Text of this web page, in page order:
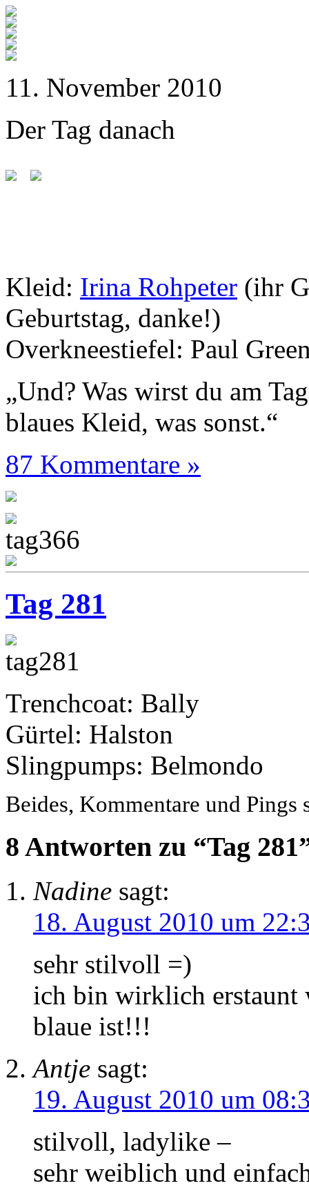
11. November 2010
Der Tag danach
Kleid: Irina Rohpeter (ihr
Geburtstag, danke!)
Overkneestiefel: Paul
„Und? Was wirst du am
blaues Kleid, was sonst.“
87 Kommentare »
Tag 281
Trenchcoat: Bally
Gürtel: Halston
Slingpumps: Belmondo
Beides, Kommentare und Pings
8 Antworten zu “Tag
Nadine sagt:
18. August 2010 um
sehr stilvoll =)
ich bin wirklich erstaunt
blaue ist!!!
Antje sagt:
19. August 2010 um
stilvoll, ladylike –
sehr weiblich und